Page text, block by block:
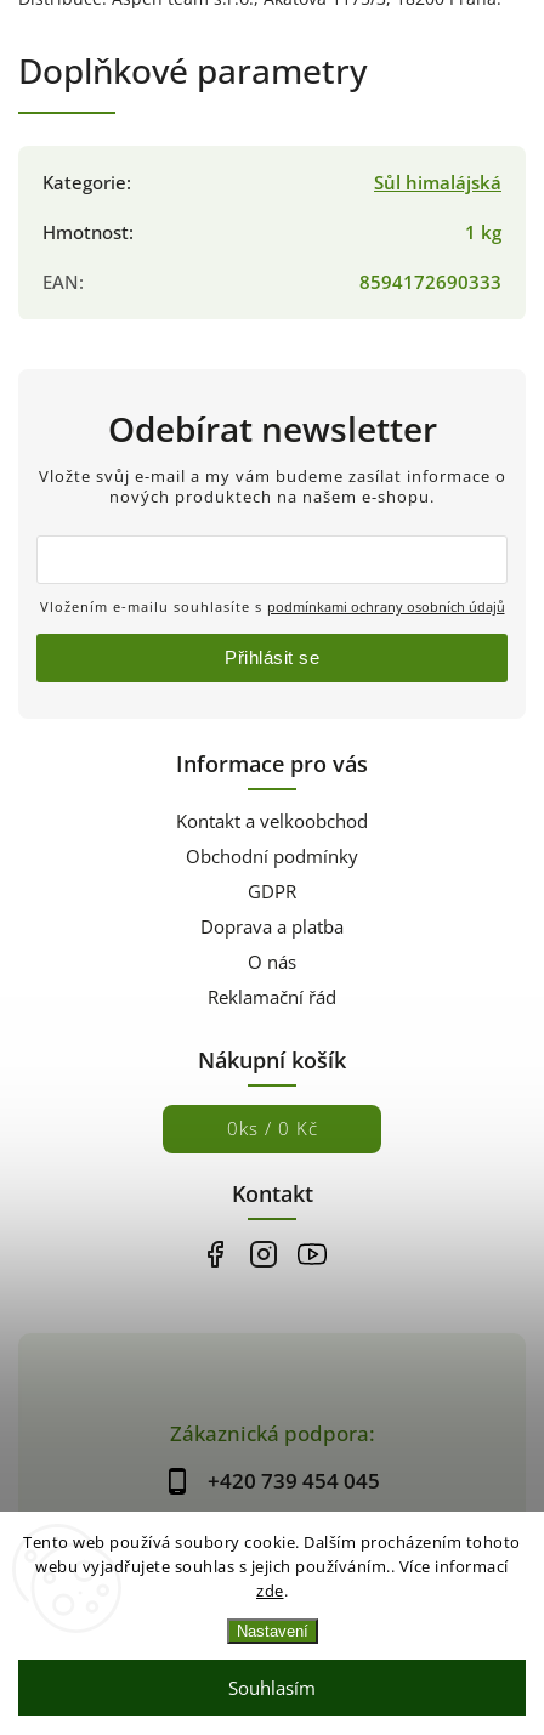
Tento web používá soubory cookie. Dalším procházením tohoto
webu vyjadřujete souhlas s jejich používáním.. Více informací
zde.
Nastavení
Souhlasím
Doplňkové parametry
Kategorie:
Sůl himalájská
Hmotnost:
1 kg
EAN: 8594172690333
Zákaznická podpora:
+420 739 454 045
Informace pro vás
Kontakt a velkoobchod
Obchodní podmínky
GDPR
Doprava a platba
O nás
Reklamační řád
Nákupní košík
0ks / 0 Kč
Kontakt
Odebírat newsletter
Vložte svůj e-mail a my vám budeme zasílat informace o
nových produktech na našem e-shopu.
Vložením e-mailu souhlasíte s podmínkami ochrany osobních údajů
Přihlásit se
Dar z přírody
| DesignShoptak.cz